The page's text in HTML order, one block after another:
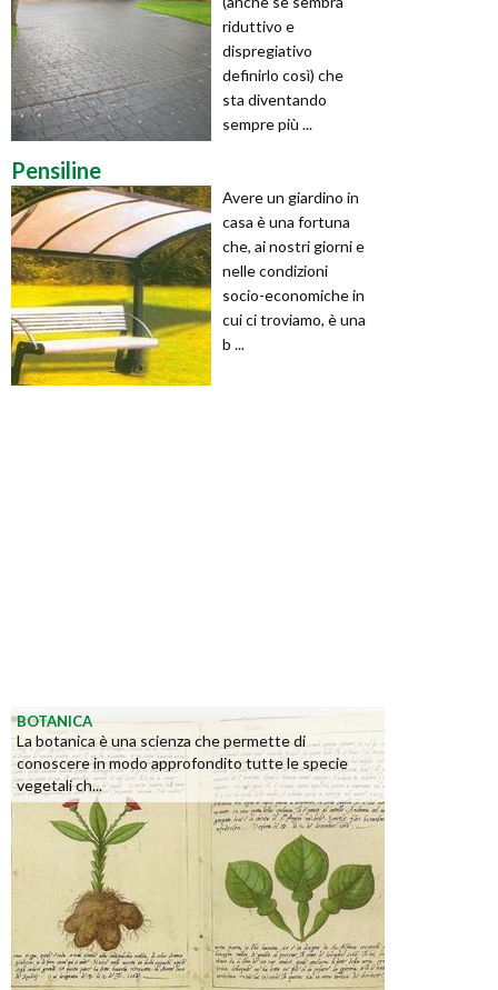
riduttivo e
dispregiativo
definirlo così) che
sta diventando
sempre più ...
Pensiline
Avere un giardino in
casa è una fortuna
che, ai nostri giorni e
nelle condizioni
socio-economiche in
cui ci troviamo, è una
b ...
BOTANICA
La botanica è una scienza che permette di
conoscere in modo approfondito tutte le specie
vegetali ch...